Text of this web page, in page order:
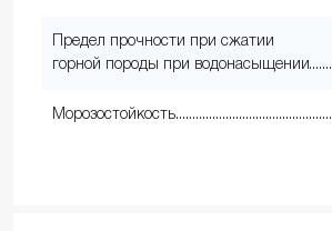
Предел прочности при сжатии
горной породы при водонасыщении
Морозостойкость